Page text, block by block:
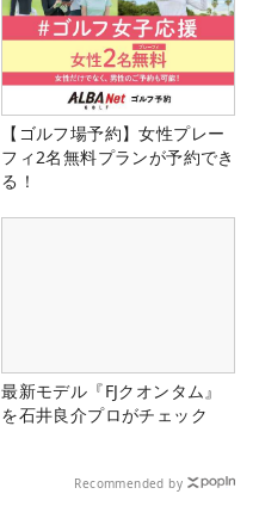
【ゴルフ場予約】女性プレー
フィ2名無料プランが予約でき
る！
最新モデル『FJクオンタム』
を石井良介プロがチェック
Recommended by